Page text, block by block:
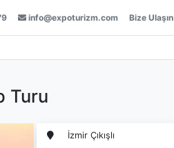
info@expoturizm.com Bize Ulaşın
Turu
İzmir Çıkışlı